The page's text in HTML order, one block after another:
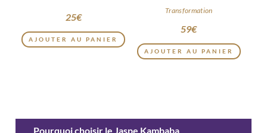
25€
AJOUTER AU PANIER
Transformation
59€
AJOUTER AU PANIER
Pourquoi choisir le Jaspe Kambaba